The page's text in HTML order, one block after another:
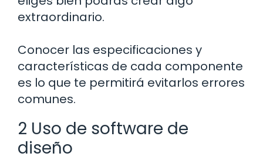
extraordinario.
Conocer las especificaciones y
características de cada componente
es lo que te permitirá evitarlos errores
comunes.
2 Uso de software de
diseño